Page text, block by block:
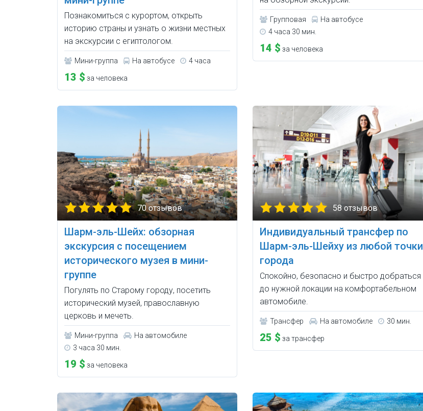
Познакомиться с курортом, открыть
историю страны и узнать о жизни местных
на экскурсии с египтологом.
Мини-группа На автобусе 4 часа
13 $ за человека
Групповая
На автобусе
4 часа 30 мин.
14 $ за человека
70 отзывов
Шарм-эль-Шейх: обзорная
экскурсия с посещением
исторического музея в мини-
группе
Погулять по Старому городу, посетить
исторический музей, православную
церковь и мечеть.
Мини-группа
На автомобиле
3 часа 30 мин.
19 $ за человека
58 отзывов
Индивидуальный трансфер по
Шарм-эль-Шейху из любой точки
города
Спокойно, безопасно и быстро добраться
до нужной локации на комфортабельном
автомобиле.
Трансфер На автомобиле 30 мин.
25 $ за трансфер